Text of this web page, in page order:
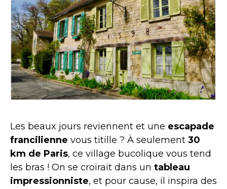
Les beaux jours reviennent et une escapade
francilienne vous titille ? À seulement 30
km de Paris, ce village bucolique vous tend
les bras ! On se croirait dans un tableau
impressionniste, et pour cause, il inspira des